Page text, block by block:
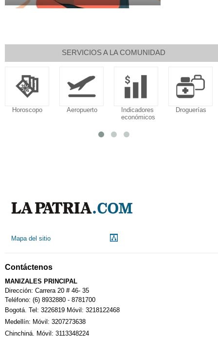
SERVICIOS A LA COMUNIDAD
Horoscopo Aeropuerto
Indicadores
económicos
Droguerías
Mapa del sitio
Contáctenos
MANIZALES PRINCIPAL
Dirección: Carrera 20 # 46- 35
Teléfono: (6) 8932880 - 8781700
Bogotá. Tel: 3226819 Móvil: 3218122468
Medellín: Móvil: 3207273638
Chinchiná. Móvil: 3113348224